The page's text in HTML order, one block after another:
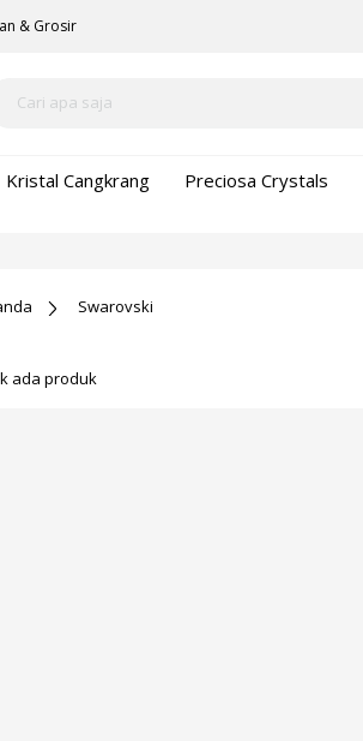
& Grosir
Kristal Cangkrang Preciosa Crystals
Swarovski
ada produk